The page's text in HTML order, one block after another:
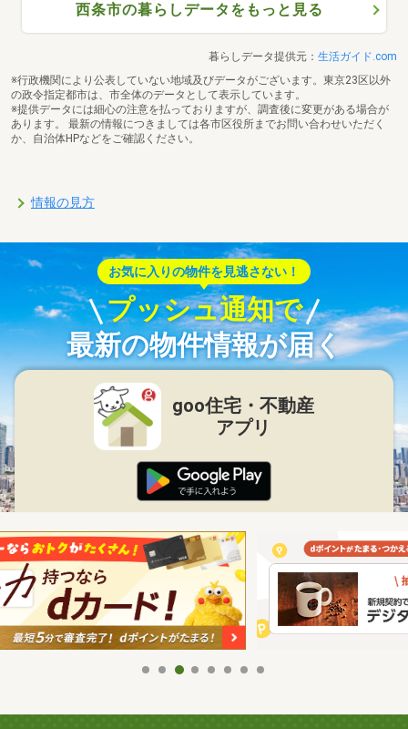
西条市の暮らしデータをもっと見る
暮らしデータ提供元： 生活ガイド.com
※行政機関により公表していない地域及びデータがございます。東京23区以外
の政令指定都市は、市全体のデータとして表示しています。
※提供データには細心の注意を払っておりますが、調査後に変更がある場合が
あります。 最新の情報につきましては各市区役所までお問い合わせいただく
か、自治体HPなどをご確認ください。
情報の見方
お気に入りの物件を見逃さない！
プッシュ通知で
最新の物件情報が届く
goo住宅・不動産
アプリ